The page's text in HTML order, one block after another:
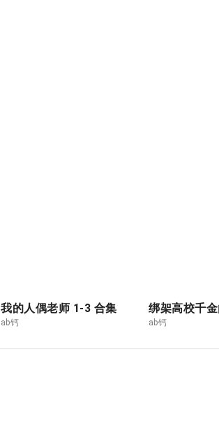
我的人偶老师 1-3 合集
ab钙 ab钙